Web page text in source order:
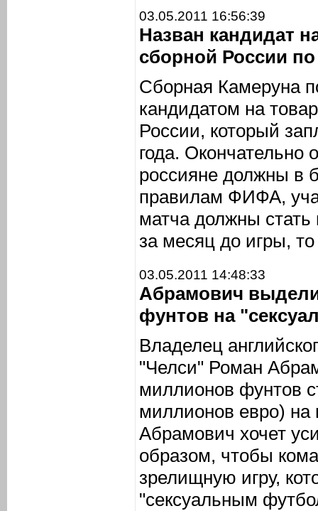
03.05.2011 16:56:39
Назван кандидат
сборной России
Сборная Камеруна
кандидатом на
России, который
года. Окончательно
россияне должны в
правилам ФИФА,
матча должны
за месяц до игры,
03.05.2011 14:48:33
Абрамович
фунтов на
Владелец
"Челси" Роман
миллионов фунтов
миллионов евро) на
Абрамович хочет
образом, чтобы
зрелищную игру,
"сексуальным